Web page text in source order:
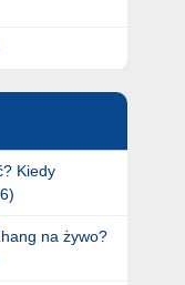
Kiedy
na żywo?